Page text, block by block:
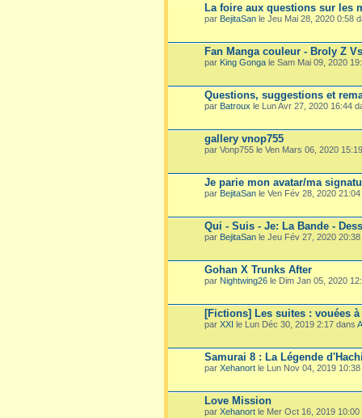
La foire aux questions sur les
par BejitaSan le Jeu Mai 28, 2020 0:58
Fan Manga couleur - Broly Z
par King Gonga le Sam Mai 09, 2020
Questions, suggestions et
par Batroux le Lun Avr 27, 2020 16:44
gallery vnop755
par Vonp755 le Ven Mars 06, 2020
Je parie mon avatar/ma
par BejitaSan le Ven Fév 28, 2020
Qui - Suis - Je: La Bande -
par BejitaSan le Jeu Fév 27, 2020
Gohan X Trunks After
par Nightwing26 le Dim Jan 05, 2020
[Fictions] Les suites : vouées
par XXI le Lun Déc 30, 2019 2:17 dans
Samurai 8 : La Légende
par Xehanort le Lun Nov 04, 2019
Love Mission
par Xehanort le Mer Oct 16, 2019